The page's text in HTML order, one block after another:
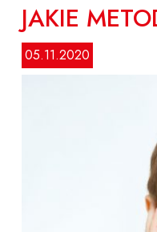
JAKIE
05.11.2020